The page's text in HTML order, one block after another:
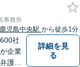
す。
務
事務所
鹿児島中央駅 から徒歩1分
社
企業
護士
詳細を見
る